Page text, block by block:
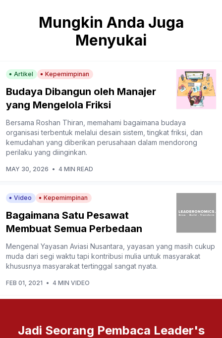
Mungkin Anda Juga
Menyukai
Artikel Kepemimpinan
Budaya Dibangun oleh Manajer
yang Mengelola Friksi
Bersama Roshan Thiran, memahami bagaimana budaya
organisasi terbentuk melalui desain sistem, tingkat friksi, dan
kemudahan yang diberikan perusahaan dalam mendorong
perilaku yang diinginkan.
MAY 30, 2026 • 4 MIN READ
Video Kepemimpinan
Bagaimana Satu Pesawat
Membuat Semua Perbedaan
Mengenal Yayasan Aviasi Nusantara, yayasan yang masih cukup
muda dari segi waktu tapi kontribusi mulia untuk masyarakat
khususnya masyarakat tertinggal sangat nyata.
FEB 01, 2021 • 4 MIN VIDEO
Jadi Seorang Pembaca Leader's